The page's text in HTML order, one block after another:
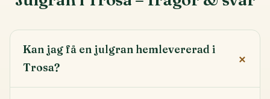
Kan jag få en julgran hemlevererad i
Trosa?